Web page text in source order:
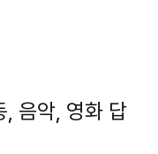
음악, 영화 답